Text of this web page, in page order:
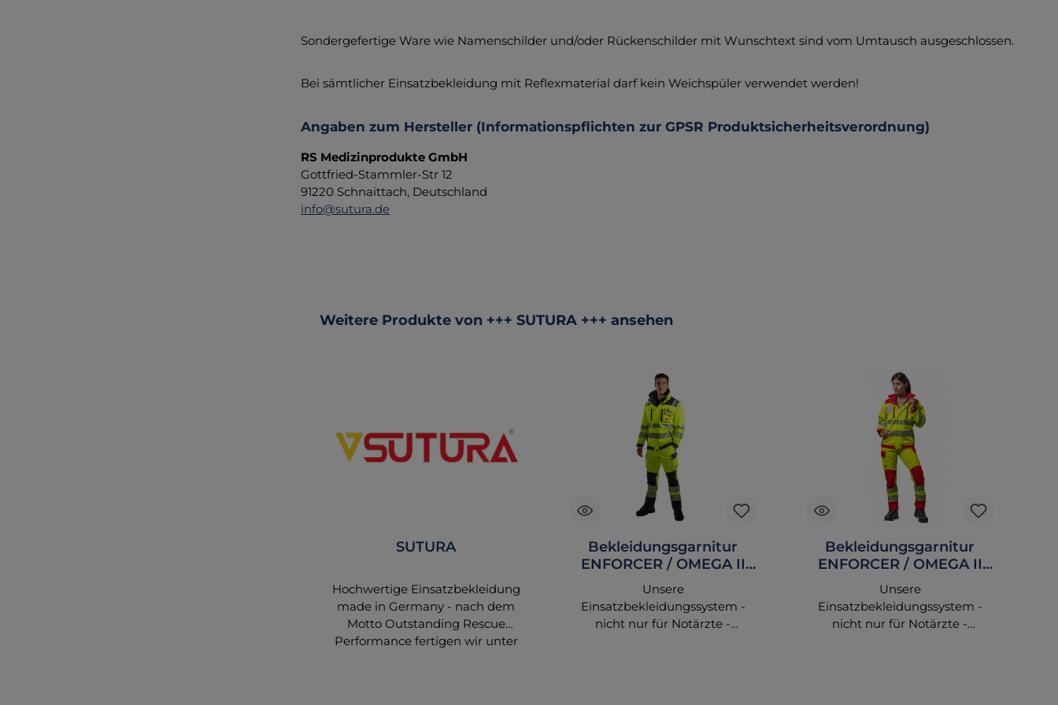
Sondergefertige Ware wie Namenschilder und/oder Rückenschilder mit Wunschtext sind vom Umtausch ausgeschlossen.
Bei sämtlicher Einsatzbekleidung mit Reflexmaterial darf kein Weichspüler verwendet werden!
Angaben zum Hersteller (Informationspflichten zur GPSR Produktsicherheitsverordnung)
RS Medizinprodukte GmbH
Gottfried-Stammler-Str 12
91220 Schnaittach, Deutschland
info@sutura.de
Produktgalerie überspringen
Weitere Produkte von +++ SUTURA +++ ansehen
SUTURA
Hochwertige Einsatzbekleidung
made in Germany - nach dem
Motto Outstanding Rescue
Performance fertigen wir unter
Bekleidungsgarnitur
ENFORCER / OMEGA II
tagesleuchtgelb/marine
Unsere
Einsatzbekleidungssystem -
nicht nur für Notärzte -
Bekleidungsgarnitur
ENFORCER / OMEGA II
tagesleuchtgelb/rot
Komplettset
Unsere
Einsatzbekleidungssystem -
nicht nur für Notärzte -